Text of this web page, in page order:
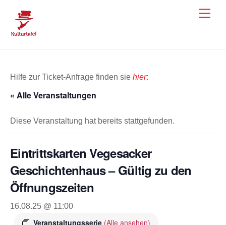
content
Hilfe zur Ticket-Anfrage finden sie hier:
« Alle Veranstaltungen
Diese Veranstaltung hat bereits stattgefunden.
Eintrittskarten Vegesacker
Geschichtenhaus – Gültig zu den
Öffnungszeiten
16.08.25 @ 11:00
Veranstaltungsserie (Alle ansehen)